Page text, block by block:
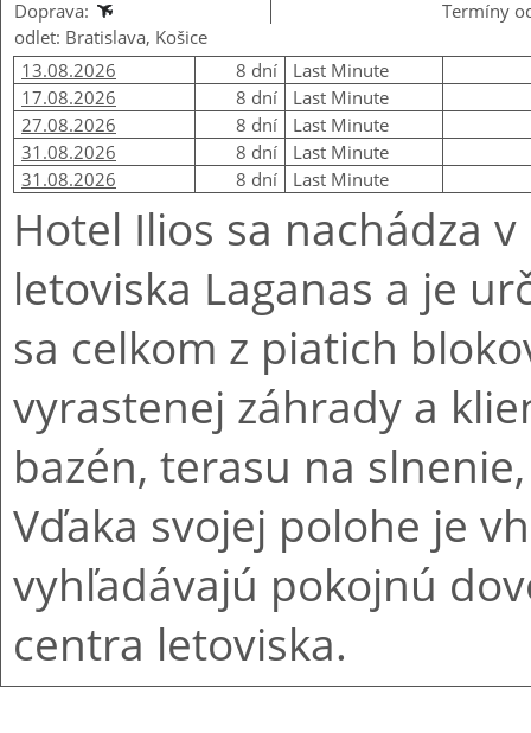
Doprava:
Termíny
odlet: Bratislava, Košice
13.08.2026
8 dní Last Minute
17.08.2026
8 dní
Last Minute
27.08.2026
8 dní
Last Minute
31.08.2026
8 dní
Last Minute
31.08.2026
8 dní Last Minute
Hotel Ilios sa nachádza
letoviska Laganas a je
sa celkom z piatich
vyrastenej záhrady a
bazén, terasu na
Vďaka svojej polohe je
vyhľadávajú pokojnú
centra letoviska.